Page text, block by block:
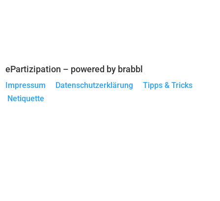
ePartizipation – powered by brabbl
Impressum Datenschutzerklärung
Tipps & Tricks
Netiquette